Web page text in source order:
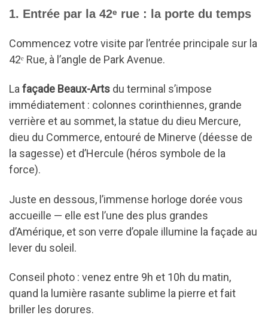
1. Entrée par la 42ᵉ rue : la porte du temps
Commencez votre visite par l’entrée principale sur la
42ᵉ Rue, à l’angle de Park Avenue.
La façade Beaux-Arts du terminal s’impose
immédiatement : colonnes corinthiennes, grande
verrière et au sommet, la statue du dieu Mercure,
dieu du Commerce, entouré de Minerve (déesse de
la sagesse) et d’Hercule (héros symbole de la
force).
Juste en dessous, l’immense horloge dorée vous
accueille — elle est l’une des plus grandes
d’Amérique, et son verre d’opale illumine la façade au
lever du soleil.
Conseil photo : venez entre 9h et 10h du matin,
quand la lumière rasante sublime la pierre et fait
briller les dorures.